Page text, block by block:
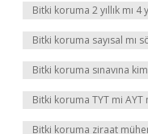
Bitki koruma 2 yıllık mı 4
Bitki koruma sayısal mı
Bitki koruma sınavına
Bitki koruma TYT mi AYT
Bitki koruma ziraat